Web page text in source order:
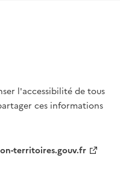
l'accessibilité de tous
ces informations
territoires.gouv.fr